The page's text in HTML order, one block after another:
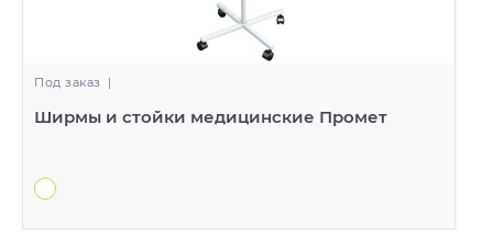
Под заказ |
Ширмы и стойки медицинские Промет